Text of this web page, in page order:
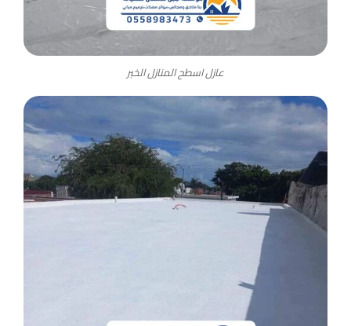
عازل اسطح المنازل الخبر